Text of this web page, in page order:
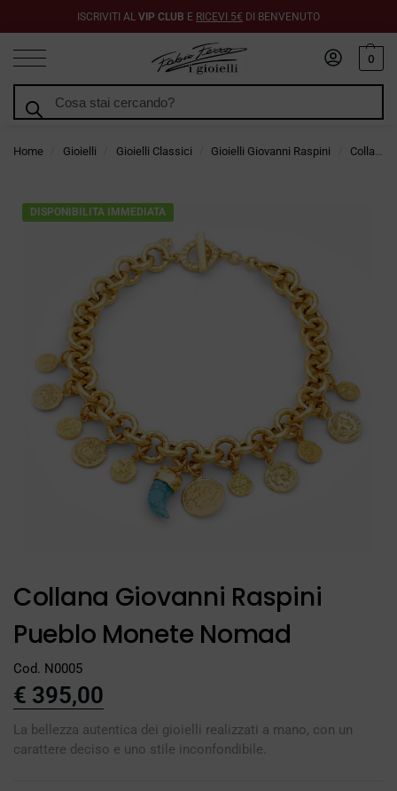
ISCRIVITI AL VIP CLUB E RICEVI 5€ DI BENVENUTO
0
Home Gioielli Gioielli Classici Gioielli Giovanni Raspini Collane Giovanni Raspini
DISPONIBILITA IMMEDIATA
Collana Giovanni Raspini
Pueblo Monete Nomad
Cod. N0005
€ 395,00
La bellezza autentica dei gioielli realizzati a mano, con un
carattere deciso e uno stile inconfondibile.